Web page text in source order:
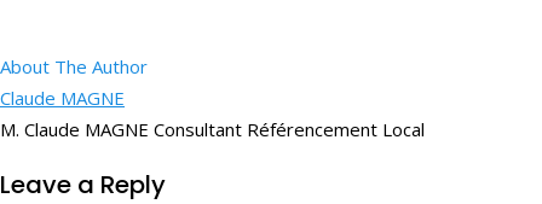
About The Author
Claude MAGNE
M. Claude MAGNE Consultant Référencement Local
Leave a Reply